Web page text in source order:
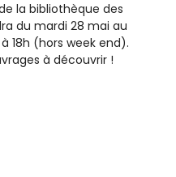
la bibliothèque des
du mardi 28 mai au
18h (hors week end).
à découvrir !